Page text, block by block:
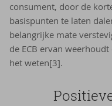
consument, door de
basispunten te laten
belangrijke mate
de ECB ervan
het weten[3].